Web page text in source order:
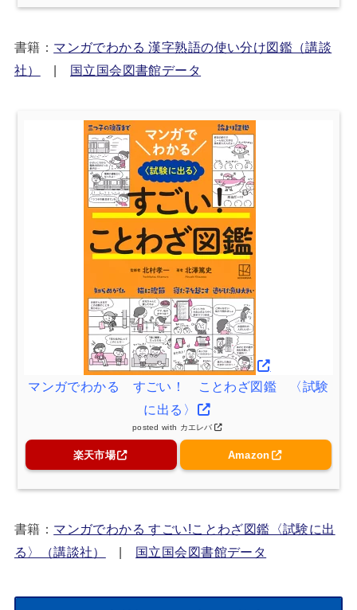
書籍： マンガでわかる 漢字熟語の使い分け図鑑（講談
社）
| 国立国会図書館データ
マンガでわかる すごい！ ことわざ図鑑 〈試験
に出る〉
posted with カエレバ
楽天市場 Amazon
書籍： マンガでわかる すごい!ことわざ図鑑〈試験に出
る〉（講談社）
| 国立国会図書館データ